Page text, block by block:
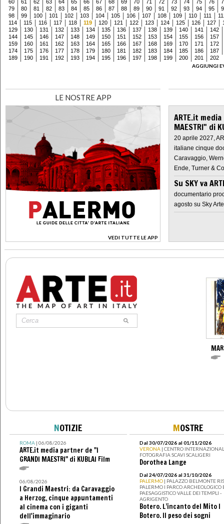
60 61 62 63 64 65 66 67 68 69 70 71 72 73 74 75 76
79
80 81 82 83 84 85 86 87 88 89 90 91 92 93 94 95
98
99 100 101 102 103 104 105 106 107 108 109 110 111
114
115 116 117 118 119 120 121 122 123 124 125 126 127
129
130 131 132 133 134 135 136 137 138 139 140 141
142
144
145 146 147 148 149 150 151 152 153 154 155 156
157
159
160 161 162 163 164 165 166 167 168 169 170 171
172
174
175 176 177 178 179 180 181 182 183 184 185 186
187
189
190 191 192 193 194 195 196 197 198 199 200 201
202
AGGIUNGI
LE NOSTRE APP
VEDI TUTTE LE APP
>
ARTE.it
MAESTRI" di
20 aprile 2027,
italiane cinque
Caravaggio,
Ende, Turner &
Su SKY va
documentario
agosto su Sky Arte
NOTIZIE
ROMA| 06/08/2026
ARTE.it media partner de "I
GRANDI MAESTRI" di KUBLAI Film
06/08/2026
I Grandi Maestri: da Caravaggio
a Herzog, cinque appuntamenti
al cinema con i giganti
dell'immaginario
MOSTRE
Dal 30/07/2026 al 01/11/2026
VERONA | CENTRO
FOTOGRAFIA SCAVI SCALIGERI
Dorothea Lange
Dal 24/07/2026 al 31/10/2026
PALERMO | PALAZZO BELMONTE
PALERMO I PARCO ARCHEOLOGICO
PAESAGGISTICO VALLE DEI TEMPLI -
AGRIGENTO
Botero. L’incanto del Mito I
Botero. Il peso dei sogni